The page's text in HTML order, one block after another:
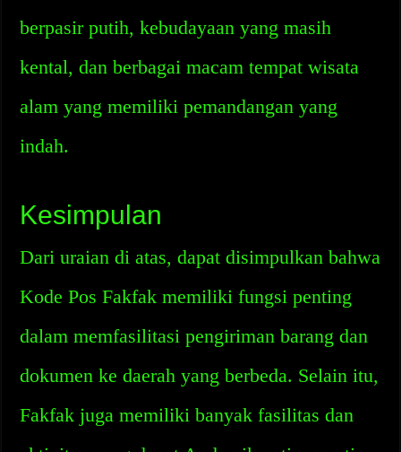
berpasir putih, kebudayaan yang masih
kental, dan berbagai macam tempat wisata
alam yang memiliki pemandangan yang
indah.
Kesimpulan
Dari uraian di atas, dapat disimpulkan bahwa
Kode Pos Fakfak memiliki fungsi penting
dalam memfasilitasi pengiriman barang dan
dokumen ke daerah yang berbeda. Selain itu,
Fakfak juga memiliki banyak fasilitas dan